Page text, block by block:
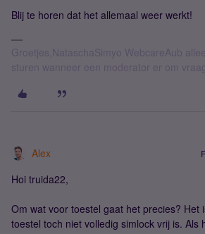
Blij te horen dat het allemaal weer werkt!
Groetjes,NataschaSimyo WebcareAub
sturen wanneer een moderator er om
Alex
Hoi truida22,
Om wat voor toestel gaat het precies? Het
toestel toch niet volledig simlock vrij is. Als